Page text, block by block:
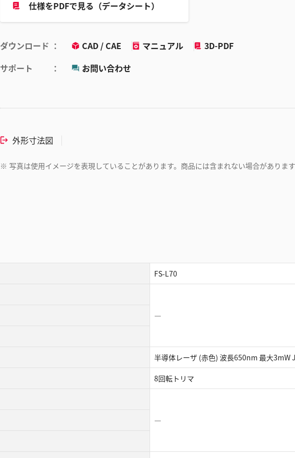
仕様をPDFで見る（データシート）
ダウンロード CAD / CAE マニュアル
3D-PDF
サポート
お問い合わせ
外形寸法図
※ 写真は使用イメージを表現していることがあります。商品には含まれない場合がありま
FS-L70
―
半導体レーザ (赤色) 波長650nm 最大3mW
8回転トリマ
―